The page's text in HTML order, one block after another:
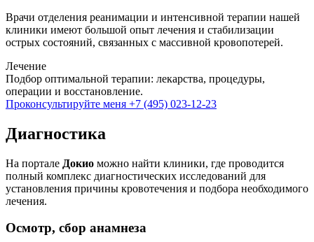
Врачи отделения реанимации и интенсивной терапии нашей
клиники имеют большой опыт лечения и стабилизации
острых состояний, связанных с массивной кровопотерей.
Лечение
Подбор оптимальной терапии: лекарства, процедуры,
операции и восстановление.
Проконсультируйте меня +7 (495) 023-12-23
Диагностика
На портале Докио можно найти клиники, где проводится
полный комплекс диагностических исследований для
установления причины кровотечения и подбора необходимого
лечения.
Осмотр, сбор анамнеза